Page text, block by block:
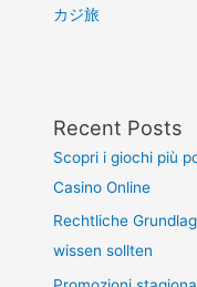
カジ旅
Recent Posts
Scopri i giochi più
Casino Online
Rechtliche
wissen sollten